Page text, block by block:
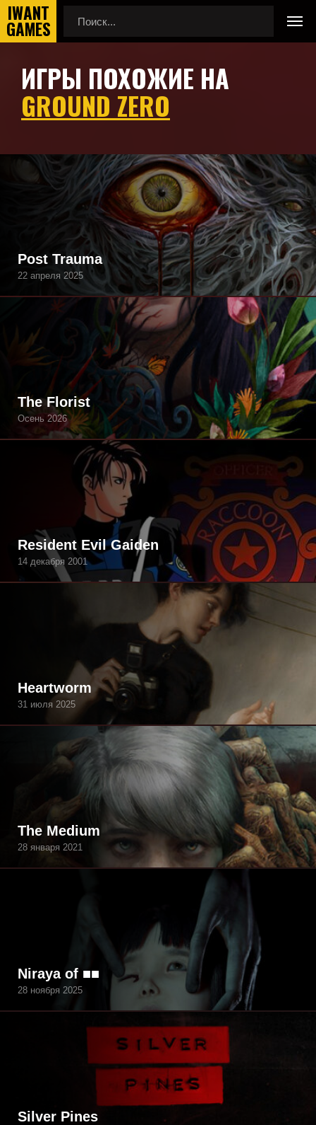
Главная
Игры похожие на Ground Zero
ИГРЫ ПОХОЖИЕ НА
GROUND ZERO
Подборка игр, похожих на Ground Zero по геймплею,
Post Trauma
22 апреля 2025
The Florist
Осень 2026
Resident Evil Gaiden
14 декабря 2001
Heartworm
31 июля 2025
The Medium
28 января 2021
Niraya of ■■
28 ноября 2025
Silver Pines